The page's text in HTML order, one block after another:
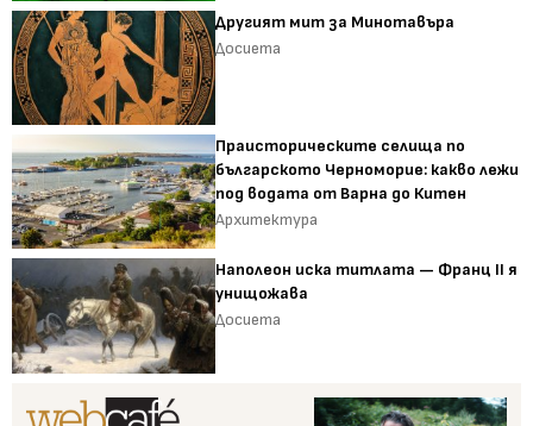
Другият мит за Минотавъра
Досиета
Праисторическите селища по
българското Черноморие: какво лежи
под водата от Варна до Китен
Архитектура
Наполеон иска титлата — Франц II я
унищожава
Досиета